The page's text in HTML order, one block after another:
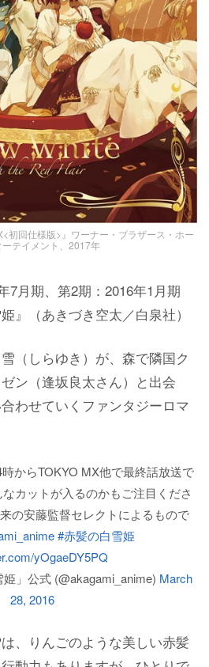
初回仕様版>』ワーナー・ブラザース・ホー
ーテイメント、2017年
7月期、第2期：2016年1月期
』（あきづき空太／白泉社）
（しらゆき）が、森で隣国ク
ン（逢坂良太さん）と出会
わせていくファンタジーロマ
からTOKYO MX他で最終話放送で
カットが入るのかもご注目くださ
の安藤監督セレクトによるもので
#赤髪の白雪姫
yOgaeDY5PQ
」公式 (@akagami_anime) March
28, 2016
、りんごのような美しい赤髪